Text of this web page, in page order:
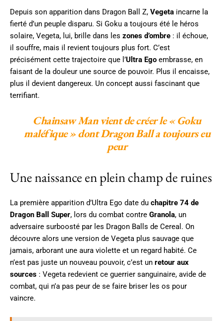
Depuis son apparition dans Dragon Ball Z, Vegeta incarne la
fierté d’un peuple disparu. Si Goku a toujours été le héros
solaire, Vegeta, lui, brille dans les zones d’ombre : il échoue,
il souffre, mais il revient toujours plus fort. C’est
précisément cette trajectoire que l’Ultra Ego embrasse, en
faisant de la douleur une source de pouvoir. Plus il encaisse,
plus il devient dangereux. Un concept aussi fascinant que
terrifiant.
Chainsaw Man vient de créer le « Goku
maléfique » dont Dragon Ball a toujours eu
peur
Une naissance en plein champ de ruines
La première apparition d’Ultra Ego date du chapitre 74 de
Dragon Ball Super, lors du combat contre Granola, un
adversaire surboosté par les Dragon Balls de Cereal. On
découvre alors une version de Vegeta plus sauvage que
jamais, arborant une aura violette et un regard habité. Ce
n’est pas juste un nouveau pouvoir, c’est un retour aux
sources : Vegeta redevient ce guerrier sanguinaire, avide de
combat, qui n’a pas peur de se faire briser les os pour
vaincre.